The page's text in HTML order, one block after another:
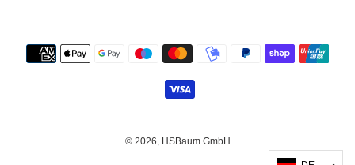
Zahlungsmethoden
© 2026, HSBaum GmbH